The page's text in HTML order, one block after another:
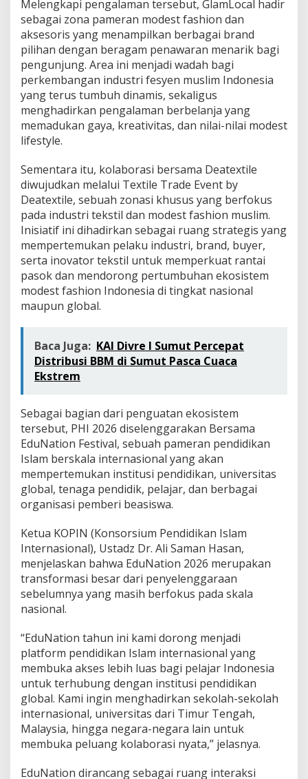
Melengkapi pengalaman tersebut, GlamLocal hadir
sebagai zona pameran modest fashion dan
aksesoris yang menampilkan berbagai brand
pilihan dengan beragam penawaran menarik bagi
pengunjung. Area ini menjadi wadah bagi
perkembangan industri fesyen muslim Indonesia
yang terus tumbuh dinamis, sekaligus
menghadirkan pengalaman berbelanja yang
memadukan gaya, kreativitas, dan nilai-nilai modest
lifestyle.
Sementara itu, kolaborasi bersama Deatextile
diwujudkan melalui Textile Trade Event by
Deatextile, sebuah zonasi khusus yang berfokus
pada industri tekstil dan modest fashion muslim.
Inisiatif ini dihadirkan sebagai ruang strategis yang
mempertemukan pelaku industri, brand, buyer,
serta inovator tekstil untuk memperkuat rantai
pasok dan mendorong pertumbuhan ekosistem
modest fashion Indonesia di tingkat nasional
maupun global.
Baca Juga: KAI Divre I Sumut Percepat
Distribusi BBM di Sumut Pasca Cuaca
Ekstrem
Sebagai bagian dari penguatan ekosistem
tersebut, PHI 2026 diselenggarakan Bersama
EduNation Festival, sebuah pameran pendidikan
Islam berskala internasional yang akan
mempertemukan institusi pendidikan, universitas
global, tenaga pendidik, pelajar, dan berbagai
organisasi pemberi beasiswa.
Ketua KOPIN (Konsorsium Pendidikan Islam
Internasional), Ustadz Dr. Ali Saman Hasan,
menjelaskan bahwa EduNation 2026 merupakan
transformasi besar dari penyelenggaraan
sebelumnya yang masih berfokus pada skala
nasional.
“EduNation tahun ini kami dorong menjadi
platform pendidikan Islam internasional yang
membuka akses lebih luas bagi pelajar Indonesia
untuk terhubung dengan institusi pendidikan
global. Kami ingin menghadirkan sekolah-sekolah
internasional, universitas dari Timur Tengah,
Malaysia, hingga negara-negara lain untuk
membuka peluang kolaborasi nyata,” jelasnya.
EduNation dirancang sebagai ruang interaksi